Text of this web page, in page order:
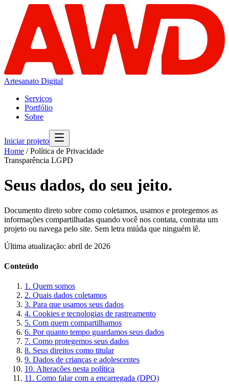
Artesanato Digital
Serviços
Portfólio
Sobre
Iniciar projeto
Home / Política de Privacidade
Transparência LGPD
Seus dados, do seu jeito.
Documento direto sobre como coletamos, usamos e protegemos as
informações compartilhadas quando você nos contata, contrata um
projeto ou navega pelo site. Sem letra miúda que ninguém lê.
Última atualização: abril de 2026
Conteúdo
1. Quem somos
2. Quais dados coletamos
3. Para que usamos seus dados
4. Cookies e tecnologias de rastreamento
5. Com quem compartilhamos
6. Por quanto tempo guardamos seus dados
7. Como protegemos seus dados
8. Seus direitos como titular
9. Dados de crianças e adolescentes
10. Alterações nesta política
11. Como falar com a encarregada (DPO)